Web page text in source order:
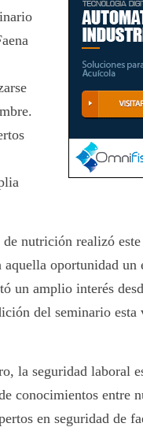
nutrición realizó
oportunidad un
un amplio interés
del seminario esta
la seguridad laboral
conocimientos entre
en seguridad de